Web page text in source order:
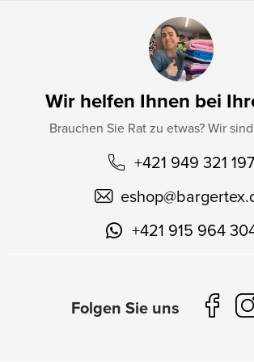
Wir helfen Ihnen bei
Brauchen Sie Rat zu etwas? Wir
+421 949 321 197
eshop@
+421 915 964